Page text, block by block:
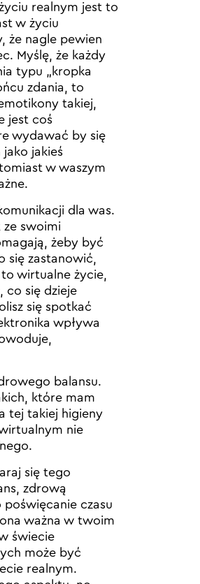
realnym jest to
w życiu
że nagle pewien
Myślę, że każdy
typu „kropka
zdania, to
takiej,
jest coś
wydawać by się
jakieś
w waszym
dla was.
swoimi
żeby być
się zastanowić,
wirtualne życie,
co się dzieje
się spotkać
wpływa
balansu.
które mam
tej takiej higieny
nie
się tego
zdrową
czasu
ważna w twoim
świecie
może być
realnym.